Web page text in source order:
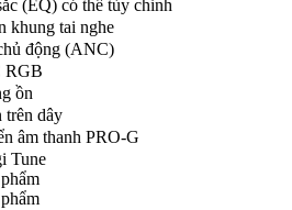
(EQ) có thể tùy chỉnh
khung tai nghe
động (ANC)
RGB
ồn
trên dây
âm thanh PRO-G
Tune